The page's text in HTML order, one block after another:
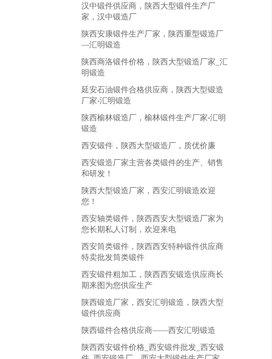
汉中锻件供应商，陕西大型锻件生产厂
家，汉中锻造厂
陕西安康锻件生产厂家，陕西重型锻造厂
—汇明锻造
陕西商洛锻件价格，陕西大型锻造厂家_汇
明锻造
延安石油锻件合格供应商，陕西大型锻造
厂家-汇明锻造
陕西榆林锻造厂，榆林锻件生产厂家-汇明
锻造
西安锻件，陕西大型锻造厂，质优价廉
西安锻造厂家主营各类锻件的生产、销售
和研发！
陕西大型锻造厂家，西安汇明锻造欢迎
您！
西安轴类锻件，陕西西安大型锻造厂家为
您长期私人订制，欢迎来电
西安筒类锻件，陕西西安特种锻件供应商
特卖批发筒类锻件
西安锻件粗加工，陕西西安锻造供应商长
期来图为您供应生产
陕西锻造厂家，西安汇明锻造，陕西大型
锻件供应商
陕西锻件合格供应商——西安汇明锻造
陕西西安锻件价格_西安锻件批发_西安锻